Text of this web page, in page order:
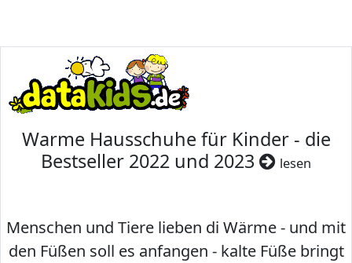
Warme Hausschuhe für Kinder - die
Bestseller 2022 und 2023
lesen
Menschen und Tiere lieben di Wärme - und mit
den Füßen soll es anfangen - kalte Füße bringt